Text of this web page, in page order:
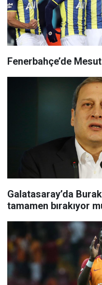
Fenerbahçe’de
Galatasaray’da
tamamen bırakıyor